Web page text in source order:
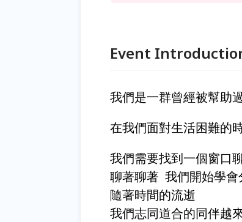
Event
我們是一群曾經被幫助
在我們面對生活困難的
我們需要找到一個窗口
聊著聊著 我們開始學
隨著時間的流逝
我們志同道合的同伴越